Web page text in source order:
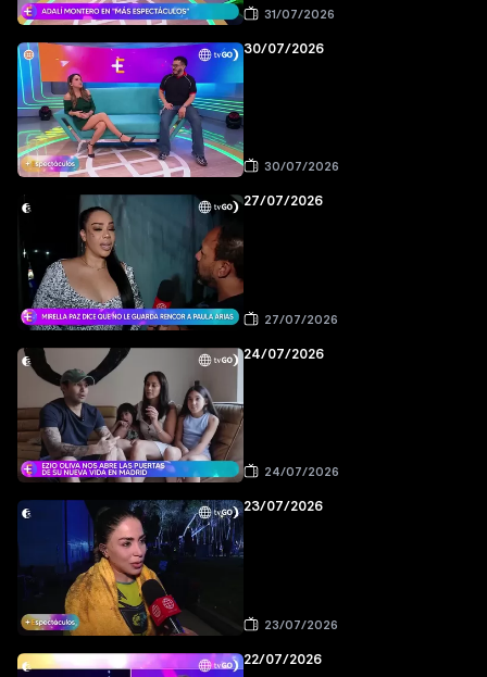
31/07/2026
30/07/2026
30/07/2026
27/07/2026
27/07/2026
24/07/2026
24/07/2026
23/07/2026
23/07/2026
22/07/2026